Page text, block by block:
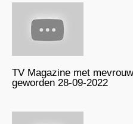
TV Magazine met
geworden 28-09-2022